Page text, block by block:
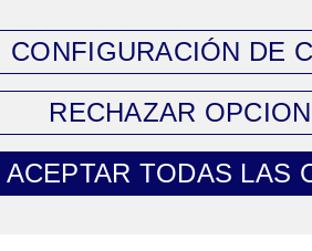
83 64
CONFIGURACIÓN DE
RECHAZAR
ACEPTAR TODAS LAS